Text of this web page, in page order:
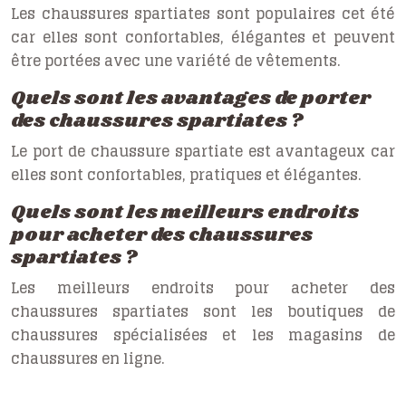
Les chaussures spartiates sont populaires cet été
car elles sont confortables, élégantes et peuvent
être portées avec une variété de vêtements.
Quels sont les avantages de porter
des chaussures spartiates ?
Le port de chaussure spartiate est avantageux car
elles sont confortables, pratiques et élégantes.
Quels sont les meilleurs endroits
pour acheter des chaussures
spartiates ?
Les meilleurs endroits pour acheter des
chaussures spartiates sont les boutiques de
chaussures spécialisées et les magasins de
chaussures en ligne.